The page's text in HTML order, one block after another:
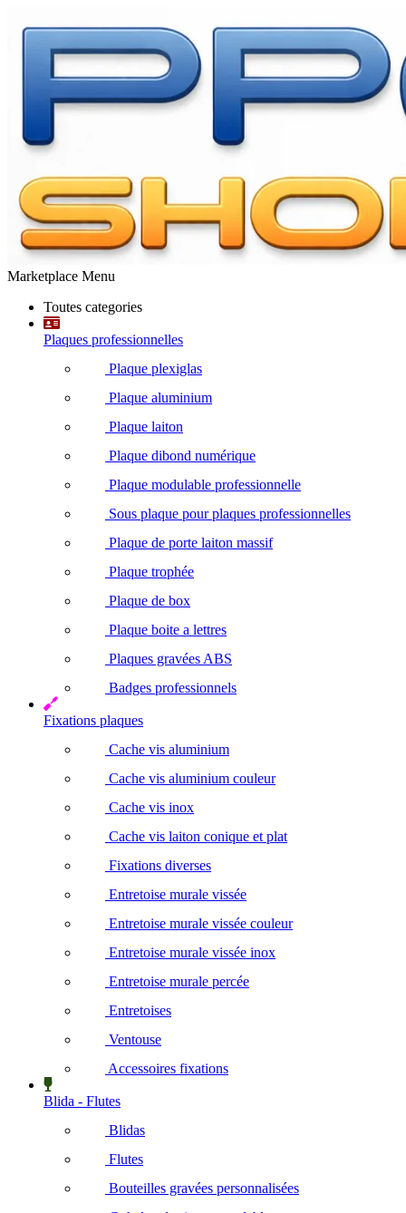
Marketplace Menu
Toutes categories
Plaques professionnelles
Plaque plexiglas
Plaque aluminium
Plaque laiton
Plaque dibond numérique
Plaque modulable professionnelle
Sous plaque pour plaques professionnelles
Plaque de porte laiton massif
Plaque trophée
Plaque de box
Plaque boite a lettres
Plaques gravées ABS
Badges professionnels
Fixations plaques
Cache vis aluminium
Cache vis aluminium couleur
Cache vis inox
Cache vis laiton conique et plat
Fixations diverses
Entretoise murale vissée
Entretoise murale vissée couleur
Entretoise murale vissée inox
Entretoise murale percée
Entretoises
Ventouse
Accessoires fixations
Blida - Flutes
Blidas
Flutes
Bouteilles gravées personnalisées